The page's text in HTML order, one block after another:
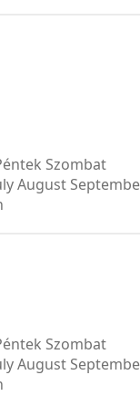
Szombat
August
Szombat
August